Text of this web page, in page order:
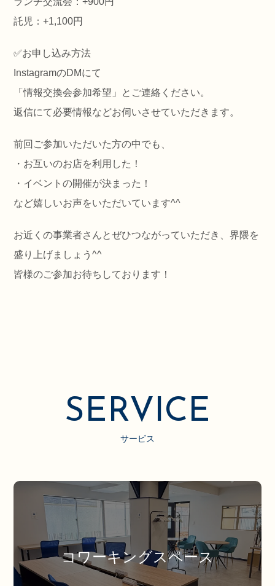
託児：+1,100円
✅️お申し込み方法
InstagramのDMにて
「情報交換会参加希望」とご連絡ください。
返信にて必要情報などお伺いさせていただきます。
前回ご参加いただいた方の中でも、
・お互いのお店を利用した！
・イベントの開催が決まった！
など嬉しいお声をいただいています^^
お近くの事業者さんとぜひつながっていただき、界隈を
盛り上げましょう^^
皆様のご参加お待ちしております！
SERVICE
サービス
コワーキングスペース